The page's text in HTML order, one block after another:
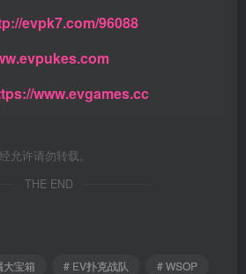
evpk7.com/96088
www.evgames.cc
允许请勿转载。
THE END
大宝箱 # EV扑克战队
# WSOP